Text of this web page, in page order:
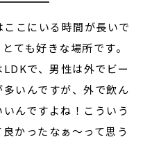
こにいる時間が長いで
ても好きな場所です。
で、男性は外でビー
いんですが、外で飲ん
んですよね！こういう
かったなぁ～って思う